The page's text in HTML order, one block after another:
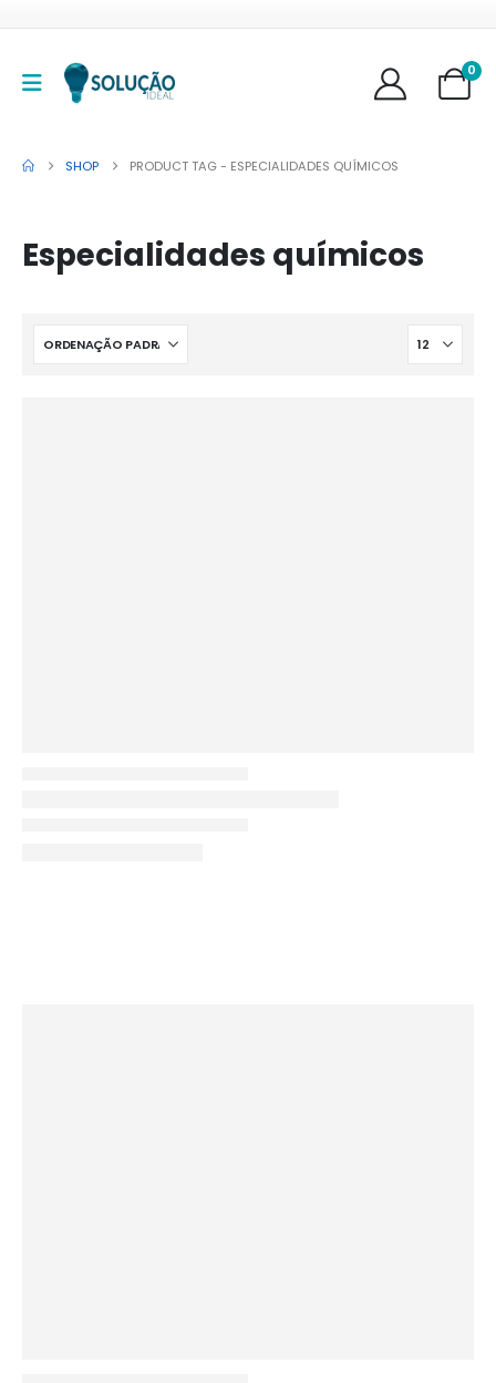
0
SHOP PRODUCT TAG - ESPECIALIDADES QUÍMICOS
Especialidades químicos